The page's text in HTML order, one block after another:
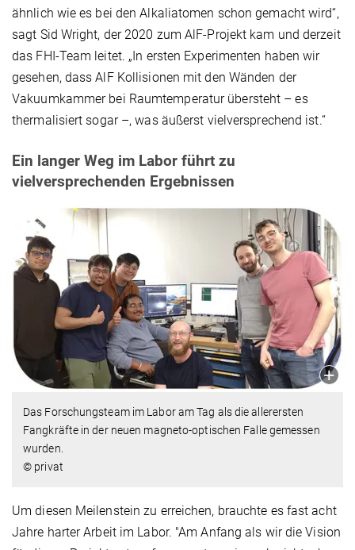
ähnlich wie es bei den Alkaliatomen schon gemacht wird“,
sagt Sid Wright, der 2020 zum AlF‑Projekt kam und derzeit
das FHI‑Team leitet. „In ersten Experimenten haben wir
gesehen, dass AlF Kollisionen mit den Wänden der
Vakuumkammer bei Raumtemperatur übersteht – es
thermalisiert sogar –, was äußerst vielversprechend ist.“
Ein langer Weg im Labor führt zu
vielversprechenden Ergebnissen
Das Forschungsteam im Labor am Tag als die allerersten
Fangkräfte in der neuen magneto-optischen Falle gemessen
wurden.
© privat
Um diesen Meilenstein zu erreichen, brauchte es fast acht
Jahre harter Arbeit im Labor. "Am Anfang als wir die Vision